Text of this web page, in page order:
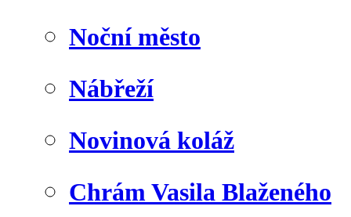
Noční město
Nábřeží
Novinová koláž
Chrám Vasila Blaženého